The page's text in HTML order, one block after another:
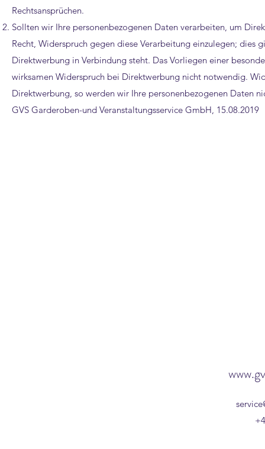
Rechtsansprüchen.
Sollten wir Ihre personenbezogenen Daten verarbeiten, um
Recht, Widerspruch gegen diese Verarbeitung einzulegen; dies
Direktwerbung in Verbindung steht. Das Vorliegen einer
wirksamen Widerspruch bei Direktwerbung nicht notwendig.
Direktwerbung, so werden wir Ihre personenbezogenen Daten
GVS Garderoben-und Veranstaltungsservice GmbH, 15.08.2019